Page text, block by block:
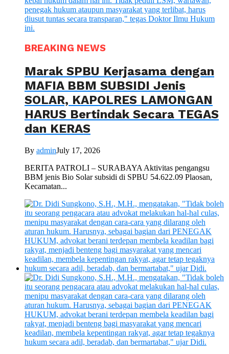
BREAKING NEWS
Marak SPBU Kerjasama dengan
MAFIA BBM SUBSIDI Jenis
SOLAR, KAPOLRES LAMONGAN
HARUS Bertindak Secara TEGAS
dan KERAS
By adminJuly 17, 2026
BERITA PATROLI – SURABAYA Aktivitas pengangsu
BBM jenis Bio Solar subsidi di SPBU 54.622.09 Plaosan,
Kecamatan...